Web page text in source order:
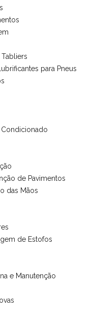
para Pneus
de Pavimentos
das Mãos
de Estofos
e Manutenção